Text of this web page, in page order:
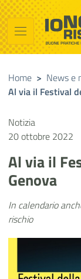
Vai al contenuto
Raggiungi il piè di
Io non
Buone
Home > News e
Al via il Festival
Notizia
20 ottobre 2022
Al via il
Genova
In calendario
rischio